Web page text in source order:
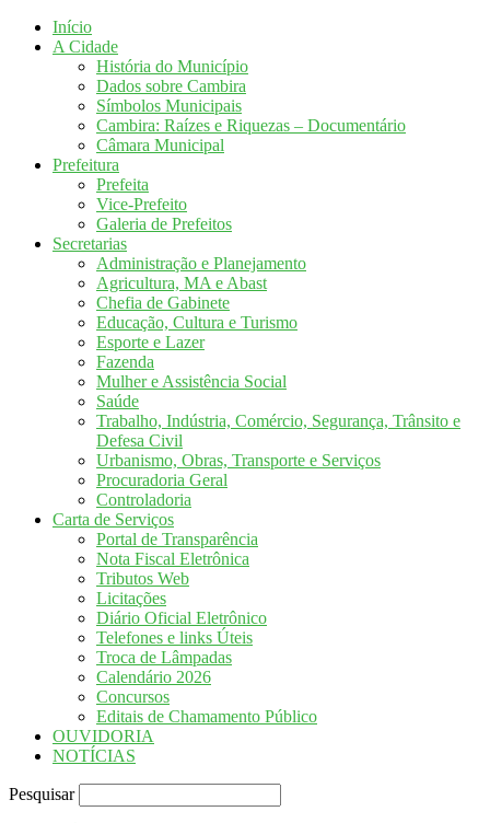
Início
A Cidade
História do Município
Dados sobre Cambira
Símbolos Municipais
Cambira: Raízes e Riquezas – Documentário
Câmara Municipal
Prefeitura
Prefeita
Vice-Prefeito
Galeria de Prefeitos
Secretarias
Administração e Planejamento
Agricultura, MA e Abast
Chefia de Gabinete
Educação, Cultura e Turismo
Esporte e Lazer
Fazenda
Mulher e Assistência Social
Saúde
Trabalho, Indústria, Comércio, Segurança, Trânsito e
Defesa Civil
Urbanismo, Obras, Transporte e Serviços
Procuradoria Geral
Controladoria
Carta de Serviços
Portal de Transparência
Nota Fiscal Eletrônica
Tributos Web
Licitações
Diário Oficial Eletrônico
Telefones e links Úteis
Troca de Lâmpadas
Calendário 2026
Concursos
Editais de Chamamento Público
OUVIDORIA
NOTÍCIAS
Pesquisar